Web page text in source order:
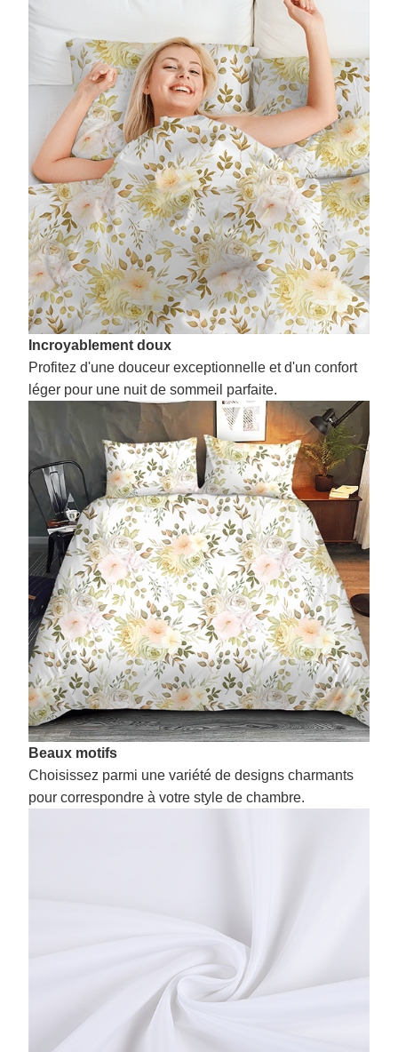
Incroyablement doux
Profitez d'une douceur exceptionnelle et d'un confort
léger pour une nuit de sommeil parfaite.
Beaux motifs
Choisissez parmi une variété de designs charmants
pour correspondre à votre style de chambre.